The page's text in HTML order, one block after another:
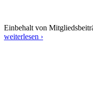
Einbehalt von
weiterlesen ›